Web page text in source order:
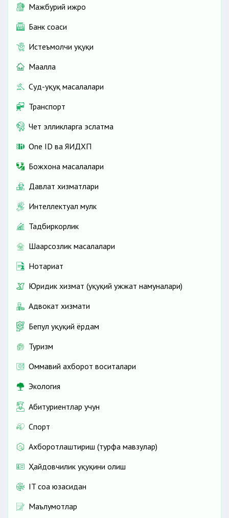
Мажбурий ижро
Банк соҳаси
Истеъмолчи ҳуқуқи
Маҳалла
Суд-ҳуқуқ масалалари
Транспорт
Чет элликларга эслатма
One ID ва ЯИДХП
Божхона масалалари
Давлат хизматлари
Интеллектуал мулк
Тадбиркорлик
Шаҳарсозлик масалалари
Нотариат
Юридик хизмат (ҳуқуқий ҳужжат намуналари)
Адвокат хизмати
Бепул ҳуқуқий ёрдам
Туризм
Оммавий ахборот воситалари
Экология
Абитуриентлар учун
Спорт
Ахборотлаштириш (турфа мавзулар)
Ҳайдовчилик ҳуқуқини олиш
IT соҳа юзасидан
Маълумотлар